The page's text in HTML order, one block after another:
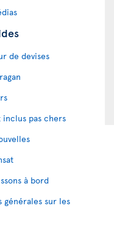
de devises
pas chers
à bord
générales sur les